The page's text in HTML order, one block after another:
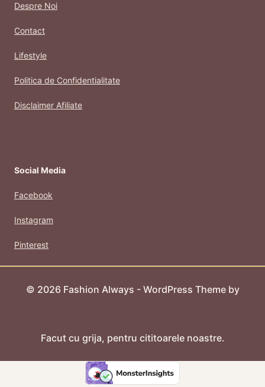
Despre Noi
Contact
Lifestyle
Politica de Confidentialitate
Disclaimer Afiliate
Social Media
Facebook
Instagram
Pinterest
© 2026 Fashion Always - WordPress Theme by
Facut cu grija, pentru cititoarele noastre.